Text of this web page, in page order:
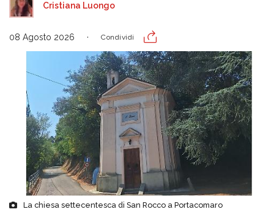
Cristiana Luongo
08 Agosto 2026 Condividi
La chiesa settecentesca di San Rocco a Portacomaro